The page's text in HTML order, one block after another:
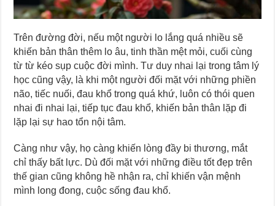
Trên đường đời, nếu một người lo lắng quá nhiều sẽ
khiến bản thân thêm lo âu, tinh thần mệt mỏi, cuối cùng
từ từ kéo sụp cuộc đời mình. Tư duy nhai lại trong tâm lý
học cũng vậy, là khi một người đối mặt với những phiền
não, tiếc nuối, đau khổ trong quá khứ, luôn có thói quen
nhai đi nhai lại, tiếp tục đau khổ, khiến bản thân lặp đi
lặp lại sự hao tổn nội tâm.
Càng như vậy, họ càng khiến lòng đầy bi thương, mắt
chỉ thấy bất lực. Dù đối mặt với những điều tốt đẹp trên
thế gian cũng không hề nhận ra, chỉ khiến vận mệnh
mình long đong, cuộc sống đau khổ.